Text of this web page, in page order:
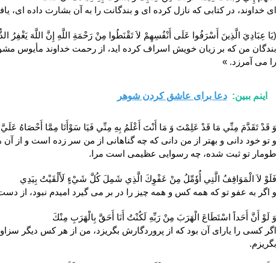
اى خداوند، در كتابى كه نازل كرده ‏اى و بندگانت را به آن بشارت داده‏ اى،
بندگان من كه بر زيان خويش اسراف كرده‏ ايد، از رحمت خداوند مأيوس
را مى ‏آمرزد. »
اینم ببین: دعا برای عاشق کردن شوهر
وَ قَدْ تَقَدَّمَ مِنِّي مَا قَدْ عَلِمْتَ وَ مَا أَنْتَ أَعْلَمُ بِهِ مِنِّي فَيَا سَوْأَتَا مِمَّا أَحْصَاهُ عَلَيَّ
و تو خود دانى و بهتر از من دانى كه چه گناهانى از من سر زده است و از آن
طومار تو ثبت شده، چه رسوايى عظيمى است مرا.
فَلَوْ لاَ الْمَوَاقِفُ الَّتِي أُؤَمِّلُ مِنْ عَفْوِكَ الَّذِي شَمِلَ كُلَّ شَيْ‏ءٍ لَأَلْقَيْتُ بِيَدِي‏
و اگر به عفو تو كه همه كس و همه چيز را در بر مى ‏گيرد اميدم نبود، از
وَ لَوْ أَنَّ أَحَداً اسْتَطَاعَ الْهَرَبَ مِنْ رَبِّهِ لَكُنْتُ أَنَا أَحَقَّ بِالْهَرَبِ مِنْكَ‏
اگر كسى را ياراى آن بود كه از پروردگارش بگريزد، من از هر كس ديگر
بگريزم.